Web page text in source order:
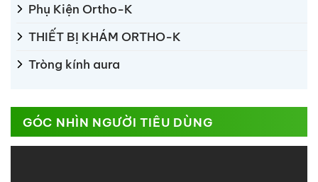
Phụ Kiện Ortho-K
THIẾT BỊ KHÁM ORTHO-K
Tròng kính aura
GÓC NHÌN NGƯỜI TIÊU DÙNG